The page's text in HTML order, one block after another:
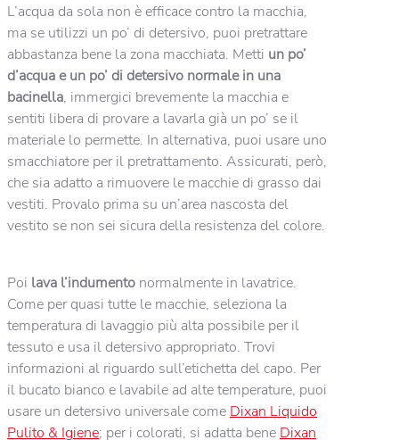
L’acqua da sola non è efficace contro la macchia,
ma se utilizzi un po’ di detersivo, puoi pretrattare
abbastanza bene la zona macchiata. Metti un po’
d’acqua e un po’ di detersivo normale in una
bacinella, immergici brevemente la macchia e
sentiti libera di provare a lavarla già un po’ se il
materiale lo permette. In alternativa, puoi usare uno
smacchiatore per il pretrattamento. Assicurati, però,
che sia adatto a rimuovere le macchie di grasso dai
vestiti. Provalo prima su un’area nascosta del
vestito se non sei sicura della resistenza del colore.
Poi lava l’indumento normalmente in lavatrice.
Come per quasi tutte le macchie, seleziona la
temperatura di lavaggio più alta possibile per il
tessuto e usa il detersivo appropriato. Trovi
informazioni al riguardo sull’etichetta del capo. Per
il bucato bianco e lavabile ad alte temperature, puoi
usare un detersivo universale come Dixan Liquido
Pulito & Igiene; per i colorati, si adatta bene Dixan